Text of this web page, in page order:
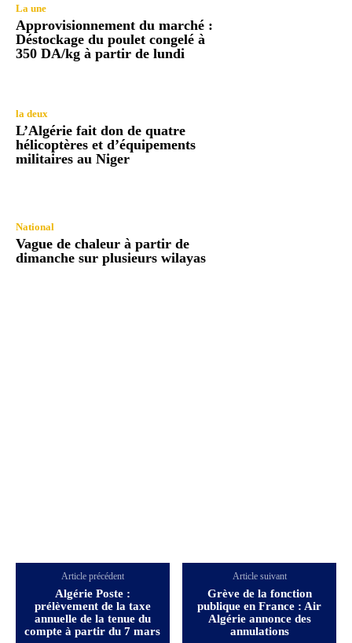
La une
Approvisionnement du marché :
Déstockage du poulet congelé à
350 DA/kg à partir de lundi
la deux
L’Algérie fait don de quatre
hélicoptères et d’équipements
militaires au Niger
National
Vague de chaleur à partir de
dimanche sur plusieurs wilayas
Article précédent
Algérie Poste :
prélèvement de la taxe
annuelle de la tenue du
compte à partir du 7 mars
Article suivant
Grève de la fonction
publique en France : Air
Algérie annonce des
annulations